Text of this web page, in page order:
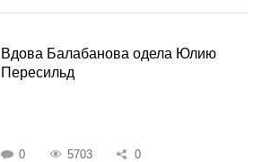
Вдова Балабанова одела Юлию
Пересильд
0 5703 0